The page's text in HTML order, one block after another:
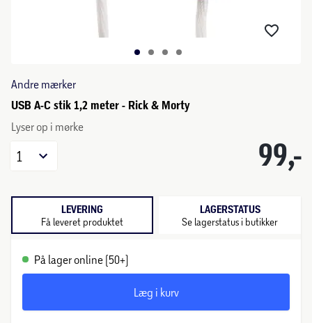
Andre mærker
USB A-C stik 1,2 meter - Rick & Morty
Lyser op i mørke
99,-
1
LEVERING
Få leveret produktet
LAGERSTATUS
Se lagerstatus i butikker
På lager online (50+)
Læg i kurv